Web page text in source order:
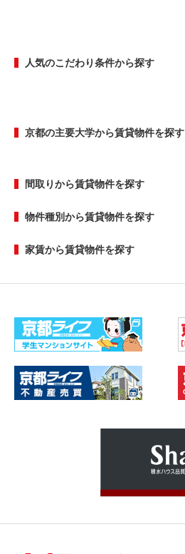
人気のこだわり条件から探す
京都の主要大学から賃貸物件を探す
間取りから賃貸物件を探す
物件種別から賃貸物件を探す
家賃から賃貸物件を探す